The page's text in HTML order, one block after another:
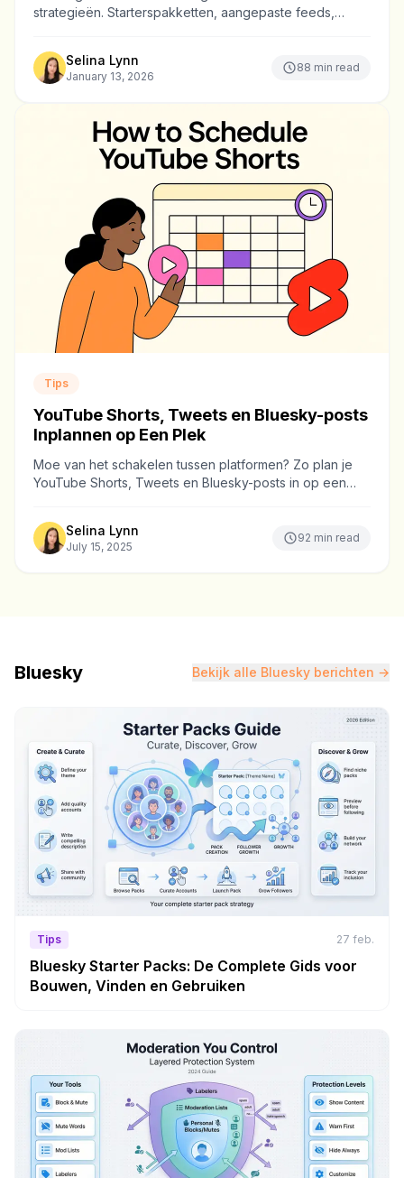
strategieën. Starterspakketten, aangepaste feeds,
Selina Lynn
January 13, 2026
88 min read
Tips
YouTube Shorts, Tweets en Bluesky-posts
Inplannen op Een Plek
Moe van het schakelen tussen platformen? Zo plan je
YouTube Shorts, Tweets en Bluesky-posts in op een
Selina Lynn
July 15, 2025
92 min read
Bluesky Bekijk alle Bluesky berichten →
Tips 27 feb.
Bluesky Starter Packs: De Complete Gids voor
Bouwen, Vinden en Gebruiken